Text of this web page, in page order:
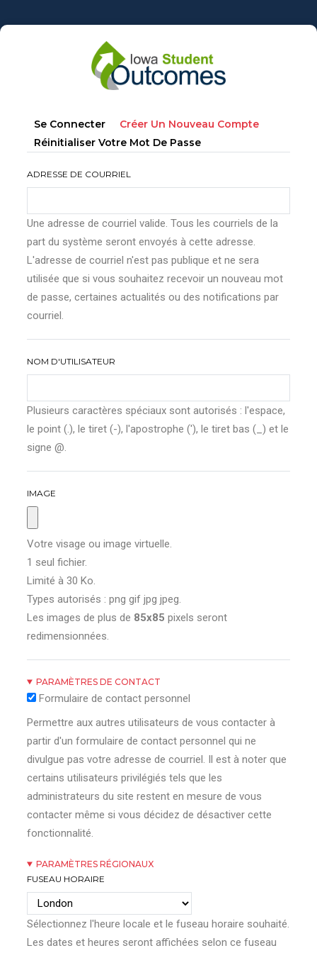
au
Onglets
principaux
Se Connecter Créer Un Nouveau Compte
Réinitialiser Votre Mot De Passe
ADRESSE DE COURRIEL
Une adresse de courriel valide. Tous les courriels de la
part du système seront envoyés à cette adresse.
L'adresse de courriel n'est pas publique et ne sera
utilisée que si vous souhaitez recevoir un nouveau mot
de passe, certaines actualités ou des notifications par
courriel.
NOM D'UTILISATEUR
Plusieurs caractères spéciaux sont autorisés : l'espace,
le point (.), le tiret (-), l'apostrophe ('), le tiret bas (_) et le
signe @.
IMAGE
Votre visage ou image virtuelle.
1 seul fichier.
Limité à 30 Ko.
Types autorisés : png gif jpg jpeg.
Les images de plus de 85x85 pixels seront
redimensionnées.
PARAMÈTRES DE CONTACT
Formulaire de contact personnel
Permettre aux autres utilisateurs de vous contacter à
partir d'un formulaire de contact personnel qui ne
divulgue pas votre adresse de courriel. Il est à noter que
certains utilisateurs privilégiés tels que les
administrateurs du site restent en mesure de vous
contacter même si vous décidez de désactiver cette
fonctionnalité.
PARAMÈTRES RÉGIONAUX
FUSEAU HORAIRE
Sélectionnez l'heure locale et le fuseau horaire souhaité.
Les dates et heures seront affichées selon ce fuseau